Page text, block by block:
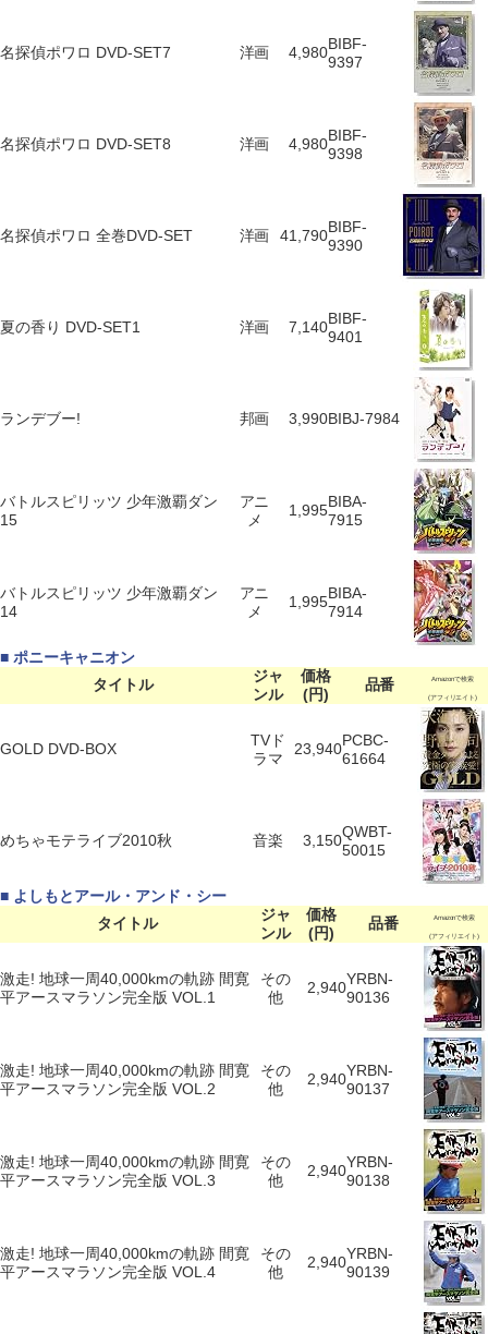
名探偵ポワロ DVD-SET7 洋画 4,980BIBF-
9397
名探偵ポワロ DVD-SET8 洋画 4,980BIBF-
9398
名探偵ポワロ 全巻DVD-SET 洋画 41,790BIBF-
9390
夏の香り DVD-SET1 洋画 7,140BIBF-
9401
ランデブー! 邦画 3,990BIBJ-7984
バトルスピリッツ 少年激覇ダン
15
アニ
メ
1,995BIBA-
7915
バトルスピリッツ 少年激覇ダン
14
アニ
メ
1,995BIBA-
7914
■ ポニーキャニオン
タイトル
ジャ
ンル
価格
(円)
品番 Amazonで検索
(アフィリエイト)
GOLD DVD-BOX
TVド
ラマ
23,940PCBC-
61664
めちゃモテライブ2010秋 音楽 3,150QWBT-
50015
■ よしもとアール・アンド・シー
タイトル
ジャ
ンル
価格
(円)
品番 Amazonで検索
(アフィリエイト)
激走! 地球一周40,000kmの軌跡 間寛
平アースマラソン完全版 VOL.1
その
他
2,940YRBN-
90136
激走! 地球一周40,000kmの軌跡 間寛
平アースマラソン完全版 VOL.2
その
他
2,940YRBN-
90137
激走! 地球一周40,000kmの軌跡 間寛
平アースマラソン完全版 VOL.3
その
他
2,940YRBN-
90138
激走! 地球一周40,000kmの軌跡 間寛
平アースマラソン完全版 VOL.4
その
他
2,940YRBN-
90139